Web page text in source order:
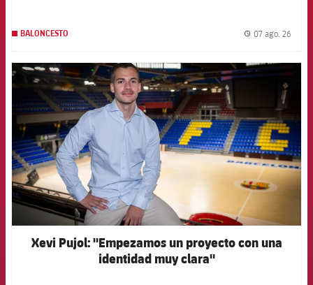
BALONCESTO 07 ago. 26
FCB Barcelona badge
Xevi Pujol: "Empezamos un proyecto con una
identidad muy clara"